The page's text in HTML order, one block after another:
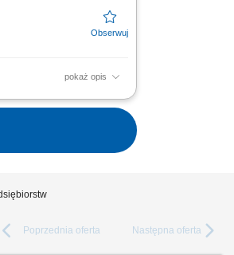
pokaż opis
Poprzednia oferta Następna oferta